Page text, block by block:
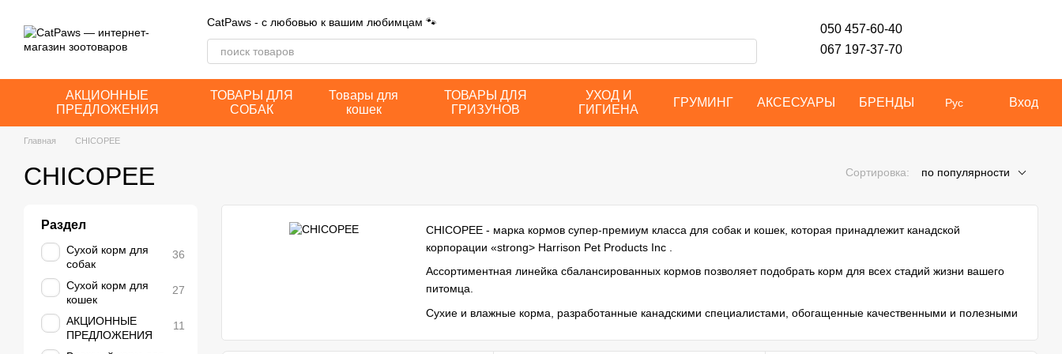
CatPaws - с любовью к вашим любимцам 🐾
050 457-60-40
067 197-37-70
АКЦИОННЫЕ
ПРЕДЛОЖЕНИЯ
ТОВАРЫ ДЛЯ
СОБАК
Товары для
кошек
ТОВАРЫ ДЛЯ
ГРИЗУНОВ
УХОД И
ГИГИЕНА
ГРУМИНГ АКСЕСУАРЫ БРЕНДЫ Рус Вход
Главная CHICOPEE
CHICOPEE Сортировка: по популярности
CHICOPEE - марка кормов супер-премиум класса для собак и кошек, которая принадлежит канадской
корпорации «strong> Harrison Pet Products Inc .
Ассортиментная линейка сбалансированных кормов позволяет подобрать корм для всех стадий жизни вашего
питомца.
Сухие и влажные корма, разработанные канадскими специалистами, обогащенные качественными и полезными
Раздел
Сухой корм для
собак
36
Сухой корм для
кошек
27
АКЦИОННЫЕ
ПРЕДЛОЖЕНИЯ
11